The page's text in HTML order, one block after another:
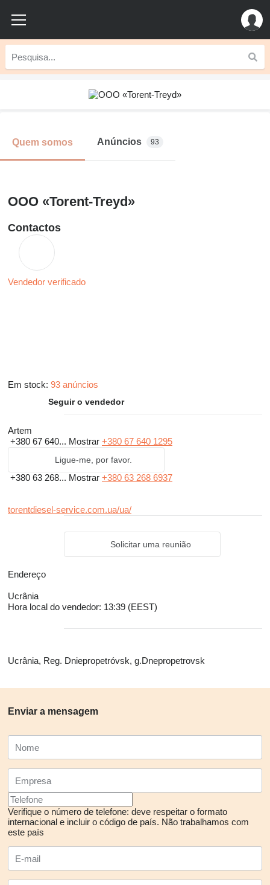
Quem somos Anúncios 93
OOO «Torent-Treyd»
Contactos
Vendedor verificado
Em stock: 93 anúncios
Seguir o vendedor
Artem
+380 67 640... Mostrar +380 67 640 1295
Ligue-me, por favor.
+380 63 268... Mostrar +380 63 268 6937
torentdiesel-service.com.ua/ua/
Solicitar uma reunião
Endereço
Ucrânia
Hora local do vendedor: 13:39 (EEST)
Ucrânia, Reg. Dniepropetróvsk, g.Dnepropetrovsk
Enviar a mensagem
Verifique o número de telefone: deve respeitar o formato
internacional e incluir o código de país. Não trabalhamos com
este país